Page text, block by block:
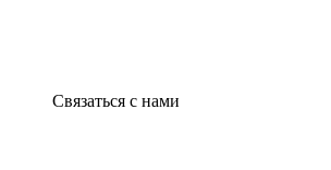
Связаться с нами